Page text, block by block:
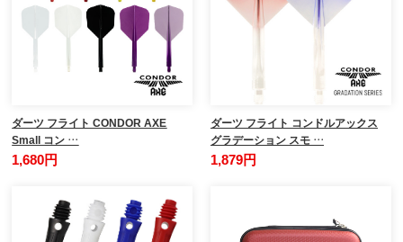
ダーツ フライト CONDOR AXE
Small コン …
1,680円
ダーツ フライト コンドルアックス
グラデーション スモ …
1,879円